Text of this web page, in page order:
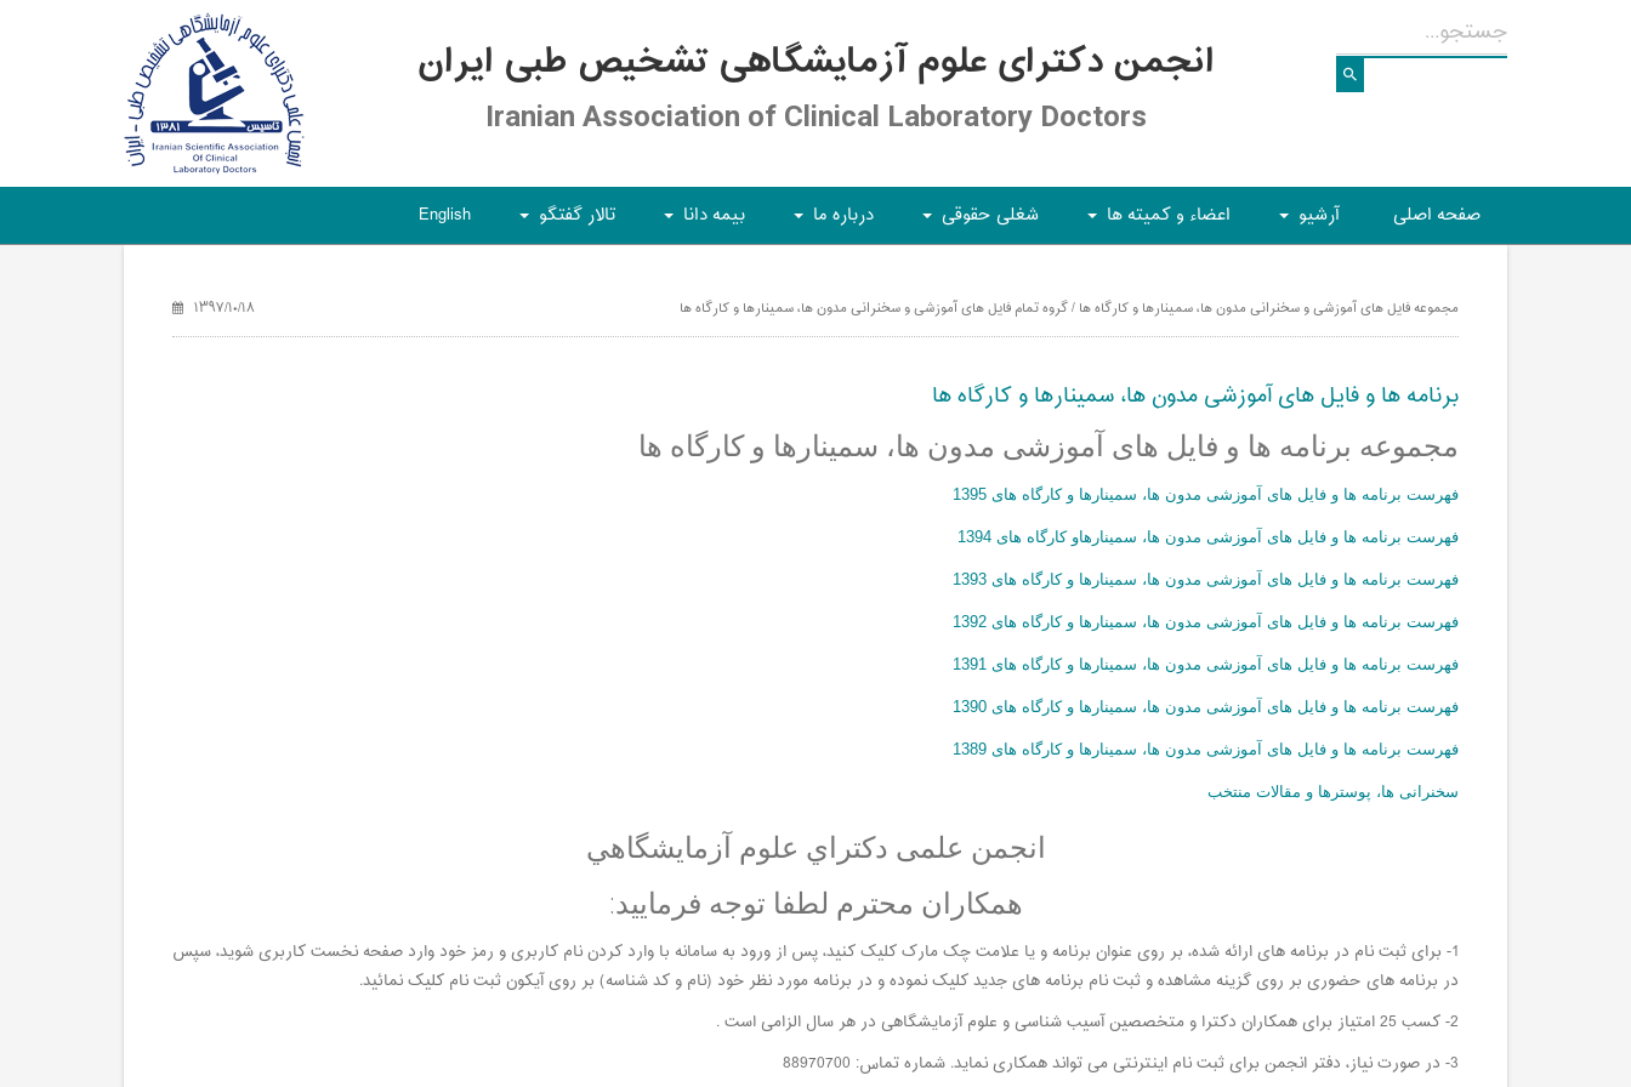
انجمن دکترای علوم آزمایشگاهی تشخیص طبی ایران
Iranian Association of Clinical Laboratory Doctors
صفحه اصلی آرشیو اعضاء و کمیته ها شغلی حقوقی درباره ما بیمه دانا تالار گفتگو English
مجموعه فایل های آموزشی و سخنرانی مدون ها، سمینارها و کارگاه ها / گروه تمام فایل های آموزشی و سخنرانی مدون ها، سمینارها و کارگاه ها ۱۳۹۷/۱۰/۱۸
برنامه ها و فایل های آموزشی مدون ها، سمینارها و کارگاه ها
مجموعه برنامه ها و فایل های آموزشی مدون ها، سمینارها و کارگاه ها
فهرست برنامه ها و فایل های آموزشی مدون ها، سمینارها و کارگاه های 1395
فهرست برنامه ها و فایل های آموزشی مدون ها، سمینارهاو کارگاه های 1394
فهرست برنامه ها و فایل های آموزشی مدون ها، سمینارها و کارگاه های 1393
فهرست برنامه ها و فایل های آموزشی مدون ها، سمینارها و کارگاه های 1392
فهرست برنامه ها و فایل های آموزشی مدون ها، سمینارها و کارگاه های 1391
فهرست برنامه ها و فایل های آموزشی مدون ها، سمینارها و کارگاه های 1390
فهرست برنامه ها و فایل های آموزشی مدون ها، سمینارها و کارگاه های 1389
سخنرانی ها، پوسترها و مقالات منتخب
انجمن علمی دكتراي علوم آزمايشگاهي
همکاران محترم لطفا توجه فرمایید:
1- برای ثبت نام در برنامه های ارائه شده، بر روی عنوان برنامه و یا علامت چک مارک کلیک کنید، پس از ورود به سامانه با وارد کردن نام کاربری و رمز خود وارد صفحه نخست کاربری شوید، سپس
در برنامه های حضوری بر روی گزینه مشاهده و ثبت نام برنامه های جدید کلیک نموده و در برنامه مورد نظر خود (نام و کد شناسه) بر روی آیکون ثبت نام کلیک نمائید.
2- کسب 25 امتیاز برای همکاران دکترا و متخصصین آسیب شناسی و علوم آزمایشگاهی در هر سال الزامی است .
3- در صورت نیاز، دفتر انجمن برای ثبت نام اینترنتی می تواند همکاری نماید. شماره تماس: 88970700